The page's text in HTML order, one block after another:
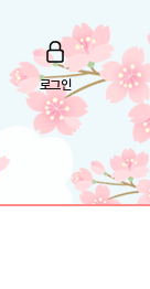
로그인